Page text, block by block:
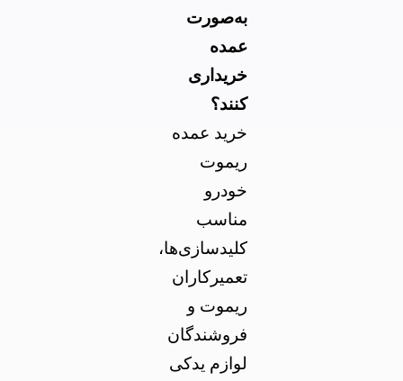
به‌صورت
عمده
خریداری
کنند؟
خرید عمده
ریموت
خودرو
مناسب
کلیدسازی‌ها،
تعمیرکاران
ریموت و
فروشندگان
لوازم یدکی